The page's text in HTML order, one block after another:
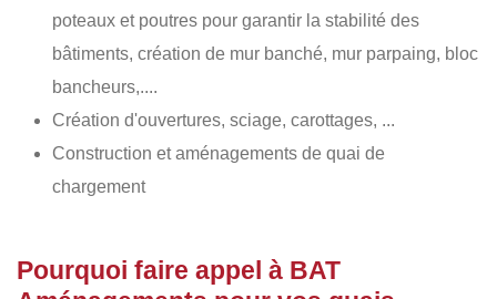
poteaux et poutres pour garantir la stabilité des
bâtiments, création de mur banché, mur parpaing, bloc
bancheurs,....
Création d'ouvertures, sciage, carottages, ...
Construction et aménagements de quai de
chargement
Pourquoi faire appel à BAT